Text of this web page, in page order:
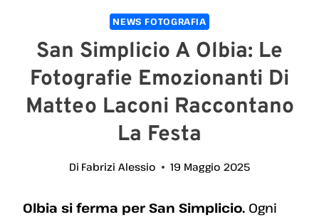
NEWS FOTOGRAFIA
San Simplicio A Olbia: Le
Fotografie Emozionanti Di
Matteo Laconi Raccontano
La Festa
Di Fabrizi Alessio 19 Maggio 2025
Olbia si ferma per San Simplicio. Ogni